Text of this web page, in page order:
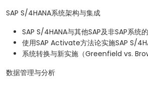
SAP S/4HANA系统架构与集成
SAP S/4HANA与其他SAP及非SAP系统
使用SAP Activate方法论实施SAP S/
系统转换与新实施（Greenfield vs.
数据管理与分析